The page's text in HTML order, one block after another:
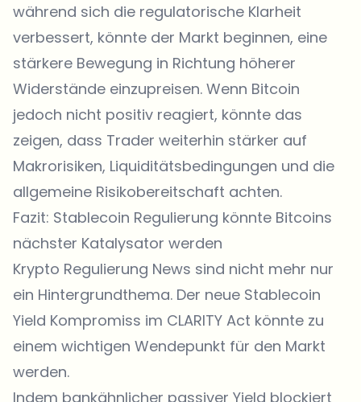
während sich die regulatorische Klarheit
verbessert, könnte der Markt beginnen, eine
stärkere Bewegung in Richtung höherer
Widerstände einzupreisen. Wenn Bitcoin
jedoch nicht positiv reagiert, könnte das
zeigen, dass Trader weiterhin stärker auf
Makrorisiken, Liquiditätsbedingungen und die
allgemeine Risikobereitschaft achten.
Fazit: Stablecoin Regulierung könnte Bitcoins
nächster Katalysator werden
Krypto Regulierung News sind nicht mehr nur
ein Hintergrundthema. Der neue Stablecoin
Yield Kompromiss im CLARITY Act könnte zu
einem wichtigen Wendepunkt für den Markt
werden.
Indem bankähnlicher passiver Yield blockiert